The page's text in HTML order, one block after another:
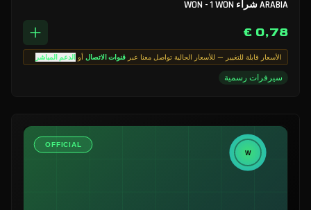
ARABIA شراء WON - 1 WON
0,78 €
الأسعار قابلة للتغيير — للأسعار الحالية تواصل معنا عبر قنوات الاتصال أو الدعم المباشر
سيرفرات رسمية